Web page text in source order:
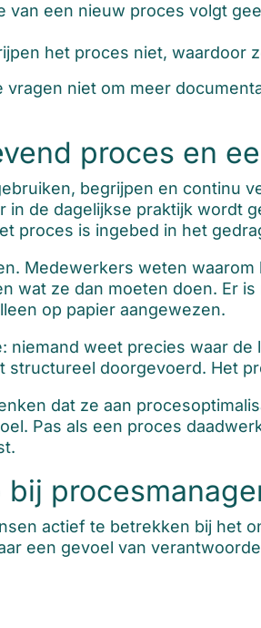
van een nieuw proces volgt
het proces niet, waardoor
niet om meer
proces en
begrijpen en continu
de dagelijkse praktijk wordt
proces is ingebed in het
Medewerkers weten
wat ze dan moeten doen. Er
op papier aangewezen.
weet precies waar
doorgevoerd. Het
dat ze aan
Pas als een proces
actief te betrekken bij het
een gevoel van